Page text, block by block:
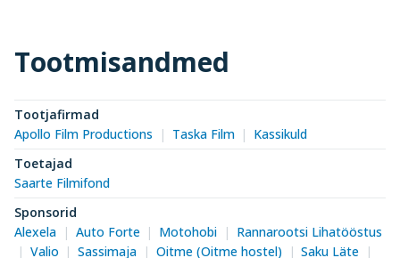
Tootmisandmed
Tootjafirmad
Apollo Film Productions
Taska Film
Kassikuld
Toetajad
Saarte Filmifond
Sponsorid
Alexela
Auto Forte Motohobi
Rannarootsi Lihatööstus
Valio
Sassimaja Oitme (Oitme hostel)
Saku Läte